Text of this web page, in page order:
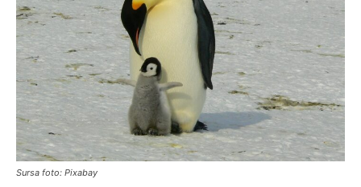
Sursa foto: Pixabay